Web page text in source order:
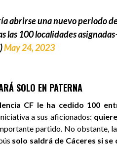
abrirse una nuevo periodo
las 100 localidades asignadas
May 24, 2023
SOLO EN PATERNA
CF le ha cedido 100
a sus aficionados:
partido. No obstante,
solo saldrá de Cáceres si